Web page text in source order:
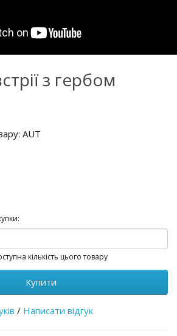
з гербом
AUT
кількість цього товару
Купити
/ Написати відгук